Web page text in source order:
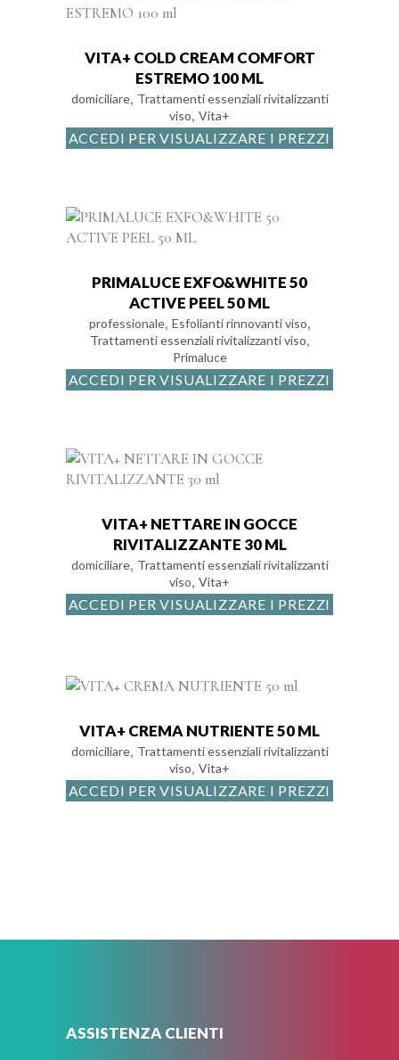
VITA+ COLD CREAM COMFORT
ESTREMO 100 ML
domiciliare, Trattamenti essenziali rivitalizzanti
viso, Vita+
ACCEDI PER VISUALIZZARE I PREZZI
PRIMALUCE EXFO&WHITE 50
ACTIVE PEEL 50 ML
professionale, Esfolianti rinnovanti viso,
Trattamenti essenziali rivitalizzanti viso,
Primaluce
ACCEDI PER VISUALIZZARE I PREZZI
VITA+ NETTARE IN GOCCE
RIVITALIZZANTE 30 ML
domiciliare, Trattamenti essenziali rivitalizzanti
viso, Vita+
ACCEDI PER VISUALIZZARE I PREZZI
VITA+ CREMA NUTRIENTE 50 ML
domiciliare, Trattamenti essenziali rivitalizzanti
viso, Vita+
ACCEDI PER VISUALIZZARE I PREZZI
ASSISTENZA CLIENTI